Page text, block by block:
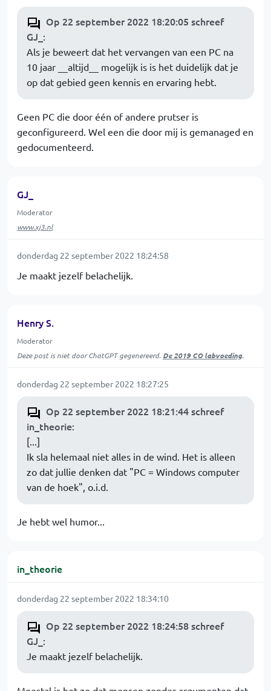
Op 22 september 2022 18:20:05 schreef
GJ_ :
Als je beweert dat het vervangen van een PC na
10 jaar __altijd__ mogelijk is is het duidelijk dat je
op dat gebied geen kennis en ervaring hebt.
Geen PC die door één of andere prutser is
geconfigureerd. Wel een die door mij is gemanaged en
gedocumenteerd.
GJ_
Moderator
www.xj3.nl
donderdag 22 september 2022 18:24:58
Je maakt jezelf belachelijk.
Henry S.
Moderator
Deze post is niet door ChatGPT gegenereerd. De 2019 CO labvoeding.
donderdag 22 september 2022 18:27:25
Op 22 september 2022 18:21:44 schreef
in_theorie:
[...]
Ik sla helemaal niet alles in de wind. Het is alleen
zo dat jullie denken dat "PC = Windows computer
van de hoek", o.i.d.
Je hebt wel humor...
in_theorie
donderdag 22 september 2022 18:34:10
Op 22 september 2022 18:24:58 schreef
GJ_ :
Je maakt jezelf belachelijk.